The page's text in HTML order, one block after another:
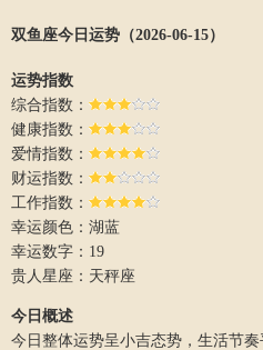
双鱼座今日运势（2026-06-15）
运势指数
综合指数：
健康指数：
爱情指数：
财运指数：
工作指数：
幸运颜色：湖蓝
幸运数字：19
贵人星座：天秤座
今日概述
今日整体运势呈小吉态势，生活节